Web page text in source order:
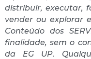
distribuir, executar,
vender ou explorar
Conteúdo dos
finalidade, sem o
da EG UP.